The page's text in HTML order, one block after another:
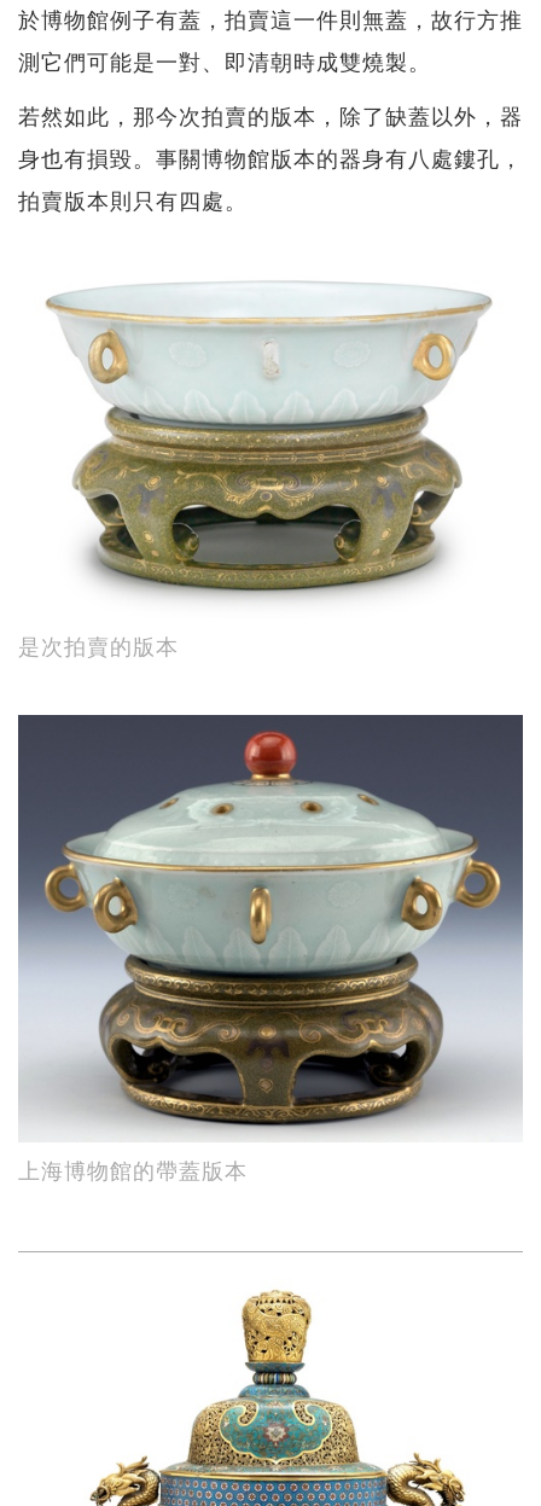
於博物館例子有蓋，拍賣這一件則無蓋，故行方推
測它們可能是一對、即清朝時成雙燒製。
若然如此，那今次拍賣的版本，除了缺蓋以外，器
身也有損毀。事關博物館版本的器身有八處鏤孔，
拍賣版本則只有四處。
是次拍賣的版本
上海博物館的帶蓋版本